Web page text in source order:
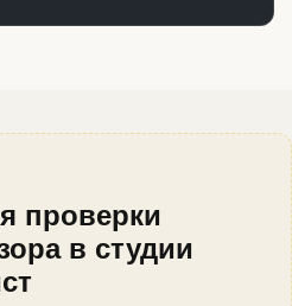
проверки
в студии